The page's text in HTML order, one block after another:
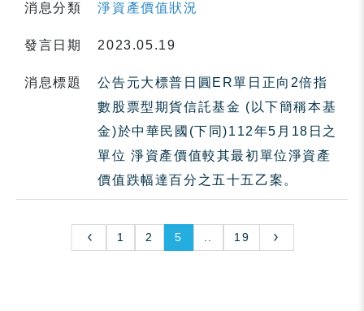
消息分類 淨資產價值狀況
發言日期 2023.05.19
消息標題
公告元大標普日圓ER單日正向2倍指
數股票型期貨信託基金 (以下簡稱本基
金)於中華民國(下同)112年5月18日之
單位 淨資產價值較其最初單位淨資產
價值跌幅達百分之五十五乙案。
1 2 5 19